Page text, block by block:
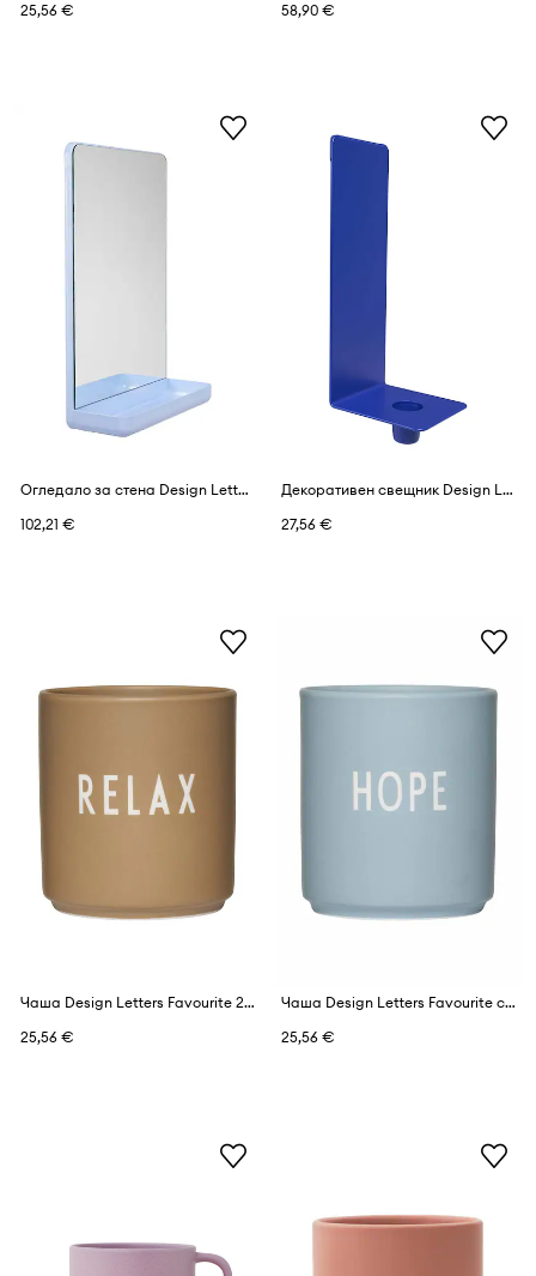
25,56 € 58,90 €
Огледало за стена Design Letters Mirror & More
102,21 €
Декоративен свещник Design Letters Cosy Up Wall
27,56 €
Чаша Design Letters Favourite 250 ml
25,56 €
Чаша Design Letters Favourite cup
25,56 €